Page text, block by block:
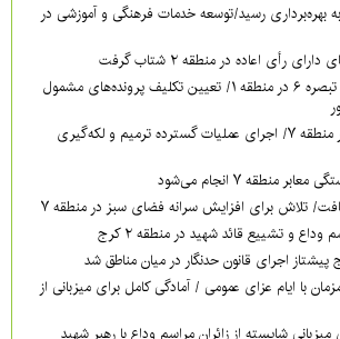
سرای محله منطقه ۷ به بهره‌برداری رسید/توسعه خدمات فرهنگی و آموزشی در
رأی اعاده در منطقه ۲ شتاب گرفت
ادامه برگزاری جلسات تبصره ۶ در منطقه ۱/ تعیین تکلیف پرونده‌های مشمول
تداوم بهسازی معابر در منطقه ۷/ اجرای عملیات گسترده ترمیم و لکه‌گیری
منطقه ۷ انجام می‌شود
تلاش برای افزایش سرانه فضای سبز در منطقه ۷
و تشییع قائد شهید در منطقه ۲ کرج
منطقه ۷ همزمان با ایام عزای عمومی / آمادگی کامل برای میزبانی از